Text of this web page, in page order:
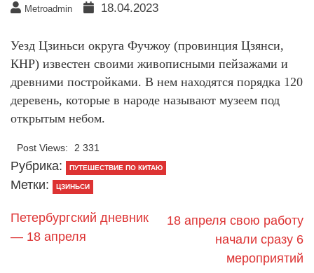
Metroadmin 18.04.2023
Уезд Цзиньси округа Фучжоу (провинция Цзянси,
КНР) известен своими живописными пейзажами и
древними постройками. В нем находятся порядка 120
деревень, которые в народе называют музеем под
открытым небом.
Post Views: 2 331
Рубрика: ПУТЕШЕСТВИЕ ПО КИТАЮ
Метки: ЦЗИНЬСИ
Петербургский дневник
— 18 апреля
18 апреля свою работу
начали сразу 6
мероприятий